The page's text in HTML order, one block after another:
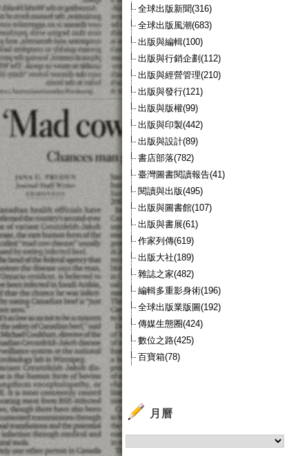
全球出版新聞(316)
全球出版風潮(683)
出版與編輯(100)
出版與行銷企劃(112)
出版與經營管理(210)
出版與發行(121)
出版與版權(99)
出版與印製(442)
出版與設計(89)
書店部落(782)
臺灣圖書閱讀報告(41)
閱讀與出版(495)
出版與圖書館(107)
出版與書展(61)
作家列傳(619)
出版大社(189)
雜誌之家(482)
編輯多重影身術(196)
全球出版業版圖(192)
傳媒生態圈(424)
數位之路(425)
百寶箱(78)
月曆